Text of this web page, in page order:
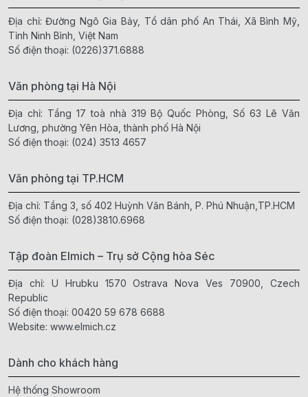
Địa chỉ: Đường Ngô Gia Bảy, Tổ dân phố An Thái, Xã Bình Mỹ,
Tỉnh Ninh Bình, Việt Nam
Số điện thoại: (0226)371.6888
Văn phòng tại Hà Nội
Địa chỉ: Tầng 17 toà nhà 319 Bộ Quốc Phòng, Số 63 Lê Văn
Lương, phường Yên Hòa, thành phố Hà Nội
Số điện thoại: (024) 3513 4657
Văn phòng tại TP.HCM
Địa chỉ: Tầng 3, số 402 Huỳnh Văn Bánh, P. Phú Nhuận,TP.HCM
Số điện thoại: (028)3810.6968
Tập đoàn Elmich – Trụ sở Cộng hòa Séc
Địa chỉ: U Hrubku 1570 Ostrava Nova Ves 70900, Czech
Republic
Số điện thoại: 00420 59 678 6688
Website: www.elmich.cz
Dành cho khách hàng
Hệ thống Showroom